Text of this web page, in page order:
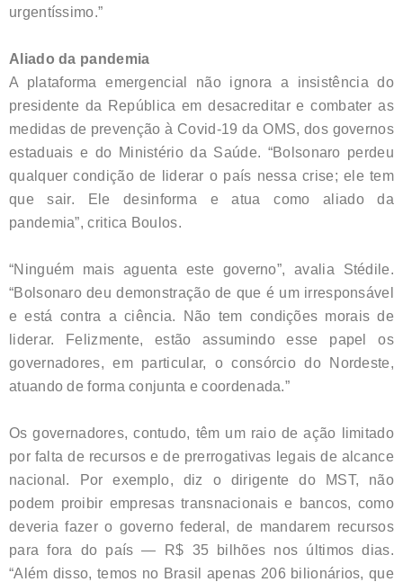
urgentíssimo.”
Aliado da pandemia
A plataforma emergencial não ignora a insistência do
presidente da República em desacreditar e combater as
medidas de prevenção à Covid-19 da OMS, dos governos
estaduais e do Ministério da Saúde. “Bolsonaro perdeu
qualquer condição de liderar o país nessa crise; ele tem
que sair. Ele desinforma e atua como aliado da
pandemia”, critica Boulos.
“Ninguém mais aguenta este governo”, avalia Stédile.
“Bolsonaro deu demonstração de que é um irresponsável
e está contra a ciência. Não tem condições morais de
liderar. Felizmente, estão assumindo esse papel os
governadores, em particular, o consórcio do Nordeste,
atuando de forma conjunta e coordenada.”
Os governadores, contudo, têm um raio de ação limitado
por falta de recursos e de prerrogativas legais de alcance
nacional. Por exemplo, diz o dirigente do MST, não
podem proibir empresas transnacionais e bancos, como
deveria fazer o governo federal, de mandarem recursos
para fora do país — R$ 35 bilhões nos últimos dias.
“Além disso, temos no Brasil apenas 206 bilionários, que